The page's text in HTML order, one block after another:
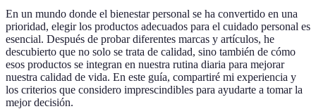
En un mundo donde el bienestar personal se ha convertido en una
prioridad, elegir los productos adecuados para el cuidado personal es
esencial. Después de probar diferentes marcas y artículos, he
descubierto que no solo se trata de calidad, sino también de cómo
esos productos se integran en nuestra rutina diaria para mejorar
nuestra calidad de vida. En este guía, compartiré mi experiencia y
los criterios que considero imprescindibles para ayudarte a tomar la
mejor decisión.